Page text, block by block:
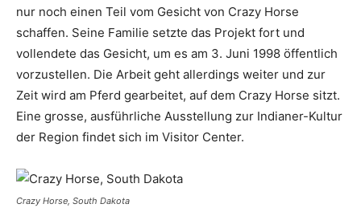
nur noch einen Teil vom Gesicht von Crazy Horse
schaffen. Seine Familie setzte das Projekt fort und
vollendete das Gesicht, um es am 3. Juni 1998 öffentlich
vorzustellen. Die Arbeit geht allerdings weiter und zur
Zeit wird am Pferd gearbeitet, auf dem Crazy Horse sitzt.
Eine grosse, ausführliche Ausstellung zur Indianer-Kultur
der Region findet sich im Visitor Center.
Crazy Horse, South Dakota